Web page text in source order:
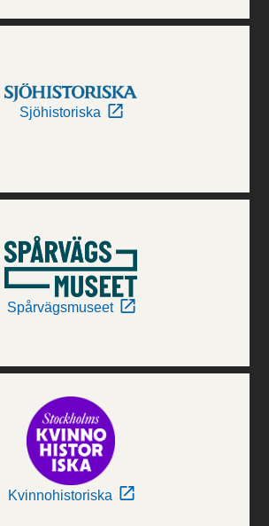
Sjöhistoriska
Spårvägsmuseet
Kvinnohistoriska